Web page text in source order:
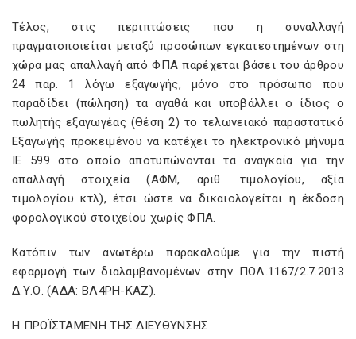
Τέλος, στις περιπτώσεις που η συναλλαγή
πραγματοποιείται μεταξύ προσώπων εγκατεστημένων στη
χώρα μας απαλλαγή από ΦΠΑ παρέχεται βάσει του άρθρου
24 παρ. 1 λόγω εξαγωγής, μόνο στο πρόσωπο που
παραδίδει (πώληση) τα αγαθά και υποβάλλει ο ίδιος ο
πωλητής εξαγωγέας (Θέση 2) το τελωνειακό παραστατικό
Εξαγωγής προκειμένου να κατέχει το ηλεκτρονικό μήνυμα
ΙΕ 599 στο οποίο αποτυπώνονται τα αναγκαία για την
απαλλαγή στοιχεία (ΑΦΜ, αριθ. τιμολογίου, αξία
τιμολογίου κτλ), έτσι ώστε να δικαιολογείται η έκδοση
φορολογικού στοιχείου χωρίς ΦΠΑ.
Κατόπιν των ανωτέρω παρακαλούμε για την πιστή
εφαρμογή των διαλαμβανομένων στην ΠΟΛ.1167/2.7.2013
Δ.Υ.Ο. (ΑΔΑ: ΒΛ4ΡΗ-ΚΑΖ).
Η ΠΡΟΪΣΤΑΜΕΝΗ ΤΗΣ ΔΙΕΥΘΥΝΣΗΣ